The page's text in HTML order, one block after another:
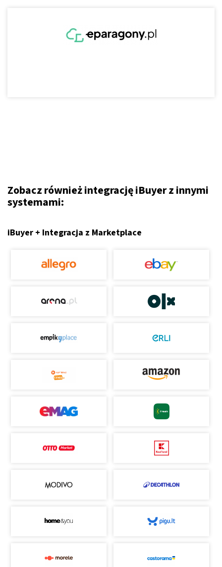
Zobacz również integrację iBuyer z innymi
systemami:
iBuyer + Integracja z Marketplace